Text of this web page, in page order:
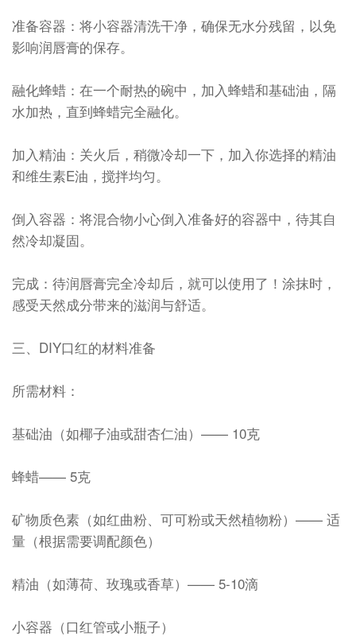
准备容器：将小容器清洗干净，确保无水分残留，以免
影响润唇膏的保存。
融化蜂蜡：在一个耐热的碗中，加入蜂蜡和基础油，隔
水加热，直到蜂蜡完全融化。
加入精油：关火后，稍微冷却一下，加入你选择的精油
和维生素E油，搅拌均匀。
倒入容器：将混合物小心倒入准备好的容器中，待其自
然冷却凝固。
完成：待润唇膏完全冷却后，就可以使用了！涂抹时，
感受天然成分带来的滋润与舒适。
三、DIY口红的材料准备
所需材料：
基础油（如椰子油或甜杏仁油）—— 10克
蜂蜡—— 5克
矿物质色素（如红曲粉、可可粉或天然植物粉）—— 适
量（根据需要调配颜色）
精油（如薄荷、玫瑰或香草）—— 5-10滴
小容器（口红管或小瓶子）